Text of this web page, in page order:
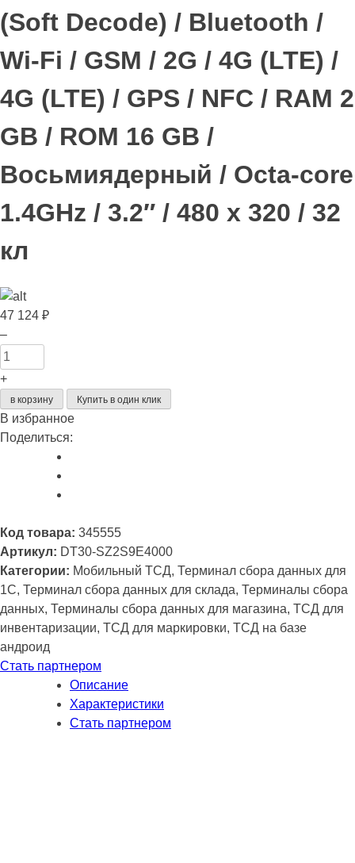
(Soft Decode) / Bluetooth /
Wi-Fi / GSM / 2G / 4G (LTE) /
4G (LTE) / GPS / NFC / RAM 2
GB / ROM 16 GB /
Восьмиядерный / Octa-core
1.4GHz / 3.2″ / 480 x 320 / 32
кл
47 124 ₽
Количество
товара
Терминал
сбора
данных
Urovo
DT30
Android
9.0
Imager
Zebra
SE4710
–
+
в корзину Купить в один клик
В избранное
Поделиться:
Код товара: 345555
Артикул: DT30-SZ2S9E4000
Категории: Мобильный ТСД, Терминал сбора данных для
1C, Терминал сбора данных для склада, Терминалы сбора
данных, Терминалы сбора данных для магазина, ТСД для
инвентаризации, ТСД для маркировки, ТСД на базе
андроид
Стать партнером
Описание
Характеристики
Стать партнером